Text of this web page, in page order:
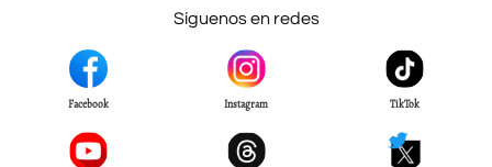
Síguenos en redes
Facebook Instagram TikTok